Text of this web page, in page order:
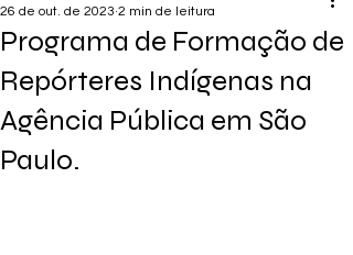
Programa de Formação de
Repórteres Indígenas na
Agência Pública em São
Paulo.
26 de out. de 2023 2 min de leitura